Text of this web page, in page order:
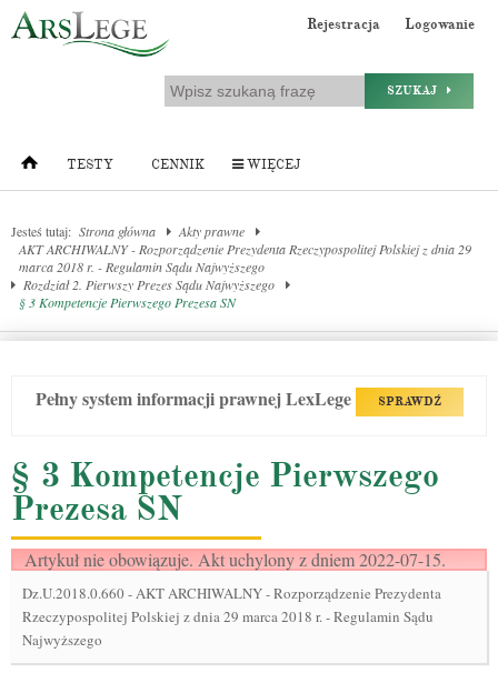
Rejestracja Logowanie
SZUKAJ
TESTY CENNIK WIĘCEJ
Jesteś tutaj: Strona główna
Akty prawne
AKT ARCHIWALNY - Rozporządzenie Prezydenta Rzeczypospolitej Polskiej z dnia 29
marca 2018 r. - Regulamin Sądu Najwyższego
Rozdział 2. Pierwszy Prezes Sądu Najwyższego
§ 3 Kompetencje Pierwszego Prezesa SN
Pełny system informacji prawnej LexLege SPRAWDŹ
§ 3 Kompetencje Pierwszego
Prezesa SN
Artykuł nie obowiązuje. Akt uchylony z dniem 2022-07-15.
Dz.U.2018.0.660-AKT ARCHIWALNY - Rozporządzenie Prezydenta
Rzeczypospolitej Polskiej z dnia 29 marca 2018 r. - Regulamin Sądu
Najwyższego